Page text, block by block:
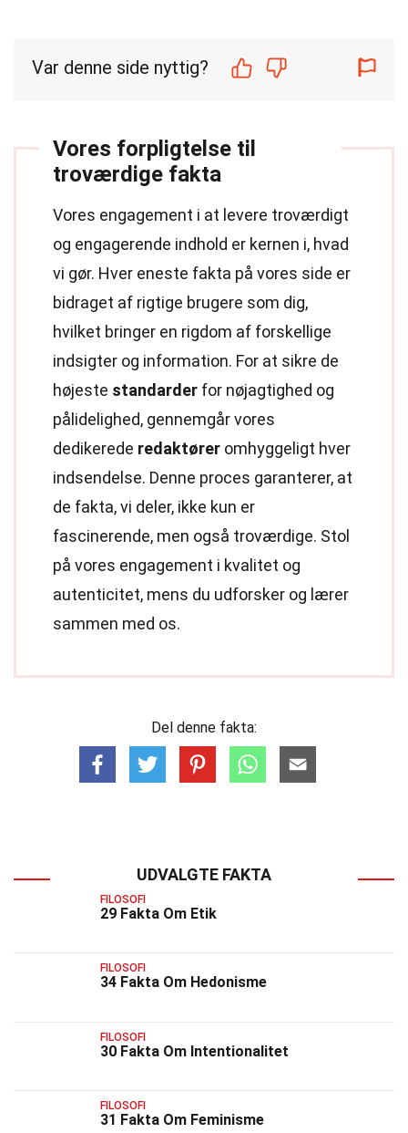
Var denne side nyttig?
Vores forpligtelse til
troværdige fakta
Vores engagement i at levere troværdigt
og engagerende indhold er kernen i, hvad
vi gør. Hver eneste fakta på vores side er
bidraget af rigtige brugere som dig,
hvilket bringer en rigdom af forskellige
indsigter og information. For at sikre de
højeste standarder for nøjagtighed og
pålidelighed, gennemgår vores
dedikerede redaktører omhyggeligt hver
indsendelse. Denne proces garanterer, at
de fakta, vi deler, ikke kun er
fascinerende, men også troværdige. Stol
på vores engagement i kvalitet og
autenticitet, mens du udforsker og lærer
sammen med os.
Del denne fakta:
UDVALGTE FAKTA
FILOSOFI
29 Fakta Om Etik
FILOSOFI
34 Fakta Om Hedonisme
FILOSOFI
30 Fakta Om Intentionalitet
FILOSOFI
31 Fakta Om Feminisme